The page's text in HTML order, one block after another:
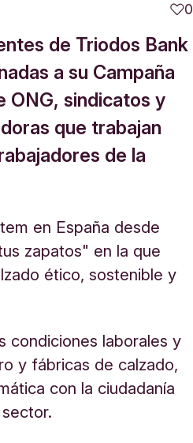
0
de Triodos Bank
a su Campaña
ONG, sindicatos y
que trabajan
de la
en España desde
zapatos" en la que
ético, sostenible y
condiciones laborales y
y fábricas de calzado,
con la ciudadanía